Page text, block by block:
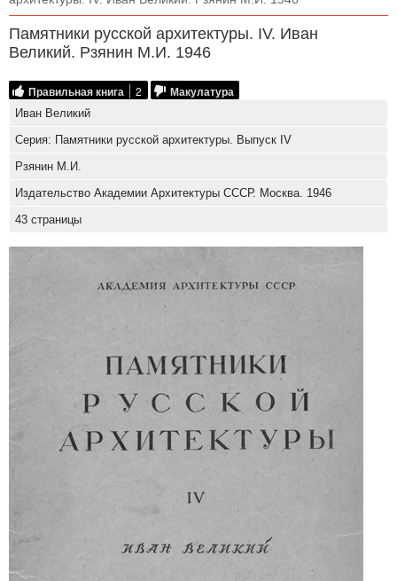
Памятники русской архитектуры. IV. Иван
Великий. Рзянин М.И. 1946
Правильная книга 2 Макулатура
Иван Великий
Серия: Памятники русской архитектуры. Выпуск IV
Рзянин М.И.
Издательство Академии Архитектуры СССР. Москва. 1946
43 страницы